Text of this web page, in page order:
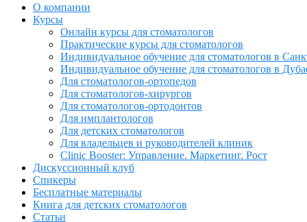
О компании
Курсы
Онлайн курсы для стоматологов
Практические курсы для стоматологов
Индивидуальное обучение для стоматологов в
Индивидуальное обучение для стоматологов в
Для стоматологов-ортопедов
Для стоматологов-хирургов
Для стоматологов-ортодонтов
Для имплантологов
Для детских стоматологов
Для владельцев и руководителей клиник
Clinic Booster: Управление. Маркетинг. Рост
Дискуссионный клуб
Спикеры
Бесплатные материалы
Книга для детских стоматологов
Статьи